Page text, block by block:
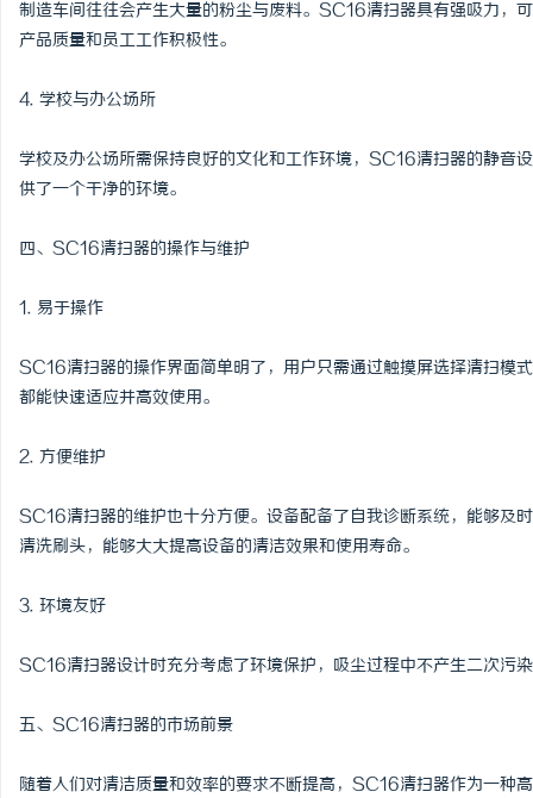
制造车间往往会产生大量的粉尘与废料。SC16清扫器具有强吸力，
产品质量和员工工作积极性。
4. 学校与办公场所
学校及办公场所需保持良好的文化和工作环境，SC16清扫器的静音
供了一个干净的环境。
四、SC16清扫器的操作与维护
1. 易于操作
SC16清扫器的操作界面简单明了，用户只需通过触摸屏选择清扫模
都能快速适应并高效使用。
2. 方便维护
SC16清扫器的维护也十分方便。设备配备了自我诊断系统，能够及
清洗刷头，能够大大提高设备的清洁效果和使用寿命。
3. 环境友好
SC16清扫器设计时充分考虑了环境保护，吸尘过程中不产生二次污
五、SC16清扫器的市场前景
随着人们对清洁质量和效率的要求不断提高，SC16清扫器作为一种